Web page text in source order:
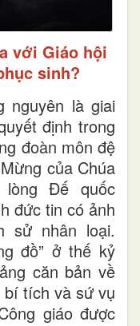
với Giáo hội
sinh?
nguyên là giai
định trong
đoàn môn đệ
của Chúa
Đế quốc
đức tin có ảnh
sử nhân loại.
đồ” ở thế kỷ
căn bản về
bí tích và sứ vụ
giáo được